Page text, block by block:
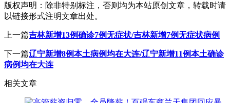
版权声明： 除非特别标注，否则均为本站原创文章，转载时请
以链接形式注明文章出处。
上一篇吉林新增13例确诊7例无症状/吉林新增7例无症状病例
下一篇辽宁新增8例本土病例均在大连/辽宁新增11例本土确诊
病例均在大连
相关文章